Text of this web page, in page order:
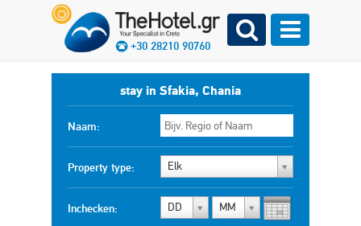
+30 28210 90760
stay in Sfakia, Chania
Naam:
Property type: Elk
Inchecken: DD MM